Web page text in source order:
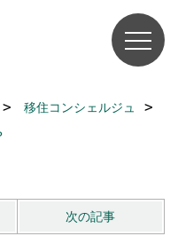
移住コンシェルジュ
次の記事